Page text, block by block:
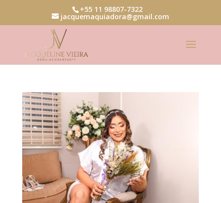
+55 11 98807-7322
jacquemaquiadora@gmail.com